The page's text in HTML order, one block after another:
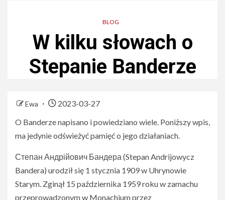
BLOG
W kilku słowach o
Stepanie Banderze
Ewa
2023-03-27
O Banderze napisano i powiedziano wiele. Poniższy wpis,
ma jedynie odświeżyć pamięć o jego działaniach.
Степан Андрійович Бандера (Stepan Andrijowycz
Bandera) urodził się 1 stycznia 1909 w Uhrynowie
Starym. Zginął 15 października 1959 roku w zamachu
przeprowadzonym w Monachium przez